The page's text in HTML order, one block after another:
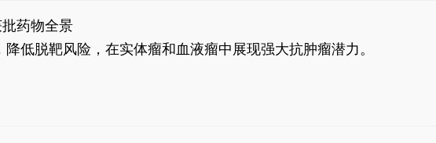
药物全景
低脱靶风险，在实体瘤和血液瘤中展现强大抗肿瘤潜力。